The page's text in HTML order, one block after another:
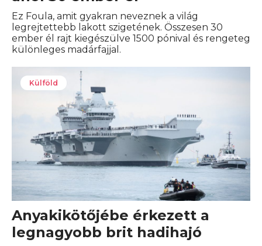
Ez Foula, amit gyakran neveznek a világ
legrejtettebb lakott szigetének. Összesen 30
ember él rajt kiegészülve 1500 pónival és rengeteg
különleges madárfajjal.
Külföld
Anyakikötőjébe érkezett a
legnagyobb brit hadihajó